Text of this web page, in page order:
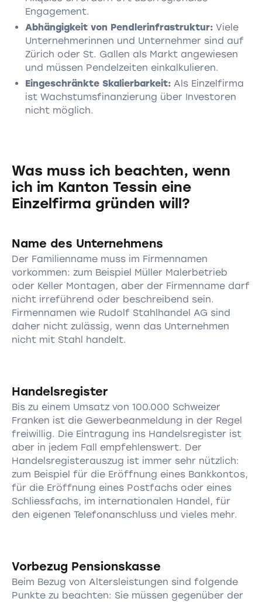
Engagement.
Abhängigkeit von Pendlerinfrastruktur: Viele
Unternehmerinnen und Unternehmer sind auf
Zürich oder St. Gallen als Markt angewiesen
und müssen Pendelzeiten einkalkulieren.
Eingeschränkte Skalierbarkeit: Als Einzelfirma
ist Wachstumsfinanzierung über Investoren
nicht möglich.
Was muss ich beachten, wenn
ich im Kanton Tessin eine
Einzelfirma gründen will?
Name des Unternehmens
Der Familienname muss im Firmennamen
vorkommen: zum Beispiel Müller Malerbetrieb
oder Keller Montagen, aber der Firmenname darf
nicht irreführend oder beschreibend sein.
Firmennamen wie Rudolf Stahlhandel AG sind
daher nicht zulässig, wenn das Unternehmen
nicht mit Stahl handelt.
Handelsregister
Bis zu einem Umsatz von 100.000 Schweizer
Franken ist die Gewerbeanmeldung in der Regel
freiwillig. Die Eintragung ins Handelsregister ist
aber in jedem Fall empfehlenswert. Der
Handelsregisterauszug ist immer sehr nützlich:
zum Beispiel für die Eröffnung eines Bankkontos,
für die Eröffnung eines Postfachs oder eines
Schliessfachs, im internationalen Handel, für
den eigenen Telefonanschluss und vieles mehr.
Vorbezug Pensionskasse
Beim Bezug von Altersleistungen sind folgende
Punkte zu beachten: Sie müssen gegenüber der